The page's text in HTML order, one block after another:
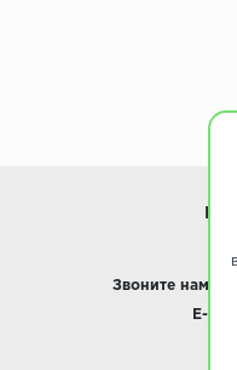
Звоните нам: 8
E-mail:
О